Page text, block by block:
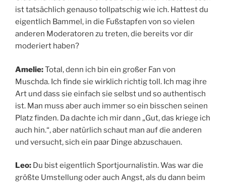
ist tatsächlich genauso tollpatschig wie ich. Hattest du
eigentlich Bammel, in die Fußstapfen von so vielen
anderen Moderatoren zu treten, die bereits vor dir
moderiert haben?
Amelie:Total, denn ich bin ein großer Fan von
Muschda. Ich finde sie wirklich richtig toll. Ich mag ihre
Art und dass sie einfach sie selbst und so authentisch
ist. Man muss aber auch immer so ein bisschen seinen
Platz finden. Da dachte ich mir dann „Gut, das kriege ich
auch hin.“, aber natürlich schaut man auf die anderen
und versucht, sich ein paar Dinge abzuschauen.
Leo: Du bist eigentlich Sportjournalistin. Was war die
größte Umstellung oder auch Angst, als du dann beim